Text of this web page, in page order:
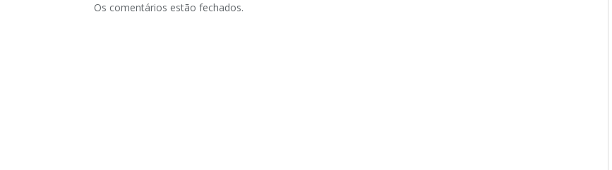
Os comentários estão fechados.